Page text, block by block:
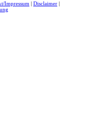
Impressum | Disclaimer |